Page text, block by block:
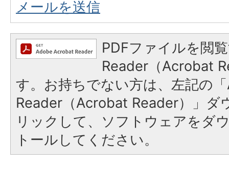
メールを送信
PDFファイルを閲
Reader（Acrobat
す。お持ちでない方は、左記の
Reader（Acrobat Reader）」ダ
リックして、ソフトウェアをダ
トールしてください。